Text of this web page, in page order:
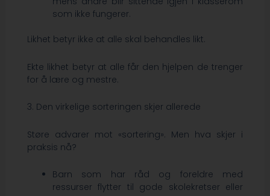
som ikke fungerer.
Likhet betyr ikke at alle skal behandles likt.
Ekte likhet betyr at alle får den hjelpen de trenger
for å lære og mestre.
3. Den virkelige sorteringen skjer allerede
Støre advarer mot «sortering». Men hva skjer i
praksis nå?
Barn som har råd og foreldre med
ressurser flytter til gode skolekretser eller